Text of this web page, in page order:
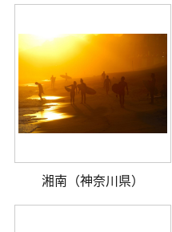
湘南（神奈川県）